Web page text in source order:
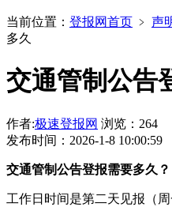
当前位置： 登报网首页 ﹥ 声
多久
交通管制公告
作者:极速登报网 浏览：264
发布时间：2026-1-8 10:00:59
交通管制公告登报需要多久？
工作日时间是第二天见报（